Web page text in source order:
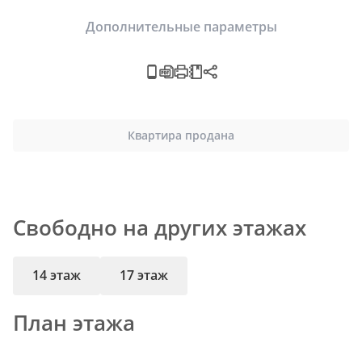
Дополнительные параметры
Квартира продана
Свободно на других этажах
14 этаж 17 этаж
План этажа